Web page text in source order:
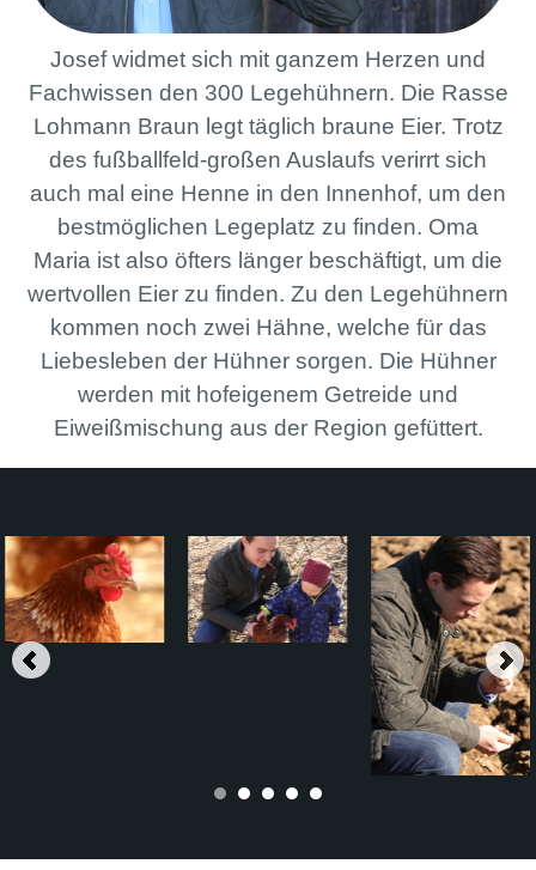
Josef widmet sich mit ganzem Herzen und
Fachwissen den 300 Legehühnern. Die Rasse
Lohmann Braun legt täglich braune Eier. Trotz
des fußballfeld-großen Auslaufs verirrt sich
auch mal eine Henne in den Innenhof, um den
bestmöglichen Legeplatz zu finden. Oma
Maria ist also öfters länger beschäftigt, um die
wertvollen Eier zu finden. Zu den Legehühnern
kommen noch zwei Hähne, welche für das
Liebesleben der Hühner sorgen. Die Hühner
werden mit hofeigenem Getreide und
Eiweißmischung aus der Region gefüttert.